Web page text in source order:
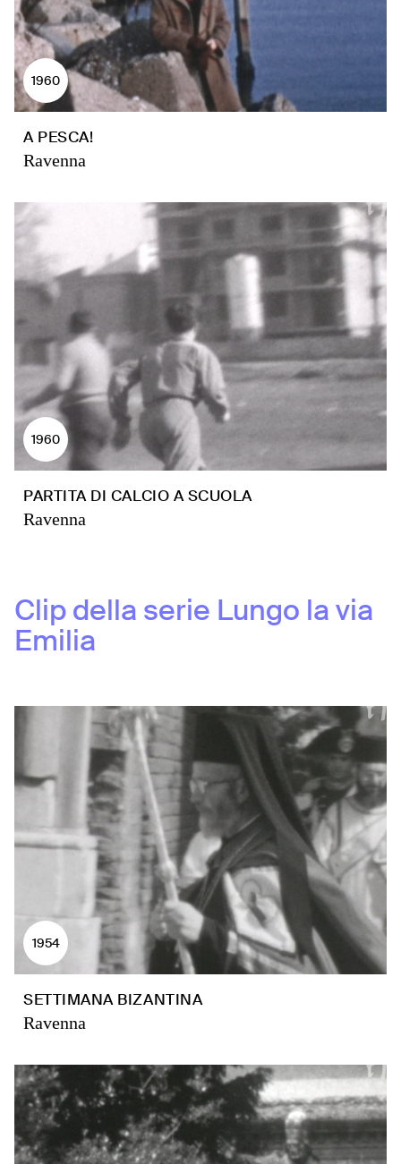
1960
A PESCA!
Ravenna
1960
PARTITA DI CALCIO A SCUOLA
Ravenna
Clip della serie Lungo la via
Emilia
1954
SETTIMANA BIZANTINA
Ravenna